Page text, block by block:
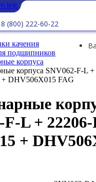
8 (800) 222-60-22
качения
подшипников
корпуса
корпуса SNV062-F-L
DHV506X015 FAG
F-L +
+